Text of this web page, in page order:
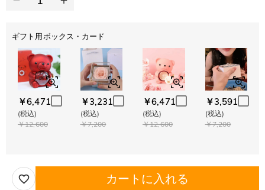
ギフト用ボックス・カード
￥6,471
(税込)
￥12,600
￥3,231
(税込)
￥7,200
￥6,471
(税込)
￥12,600
￥3,591
(税込)
￥7,200
カートに入れる